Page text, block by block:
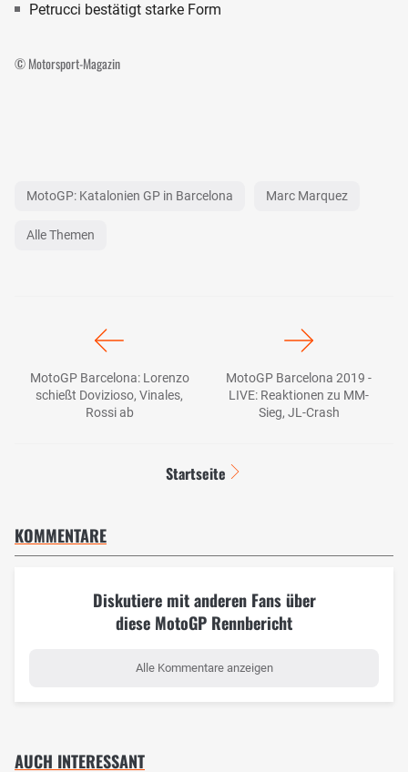
Petrucci bestätigt starke Form
© Motorsport-Magazin
MotoGP: Katalonien GP in Barcelona Marc Marquez
Alle Themen
MotoGP Barcelona: Lorenzo
schießt Dovizioso, Vinales,
Rossi ab
MotoGP Barcelona 2019 -
LIVE: Reaktionen zu MM-
Sieg, JL-Crash
Startseite
KOMMENTARE
Diskutiere mit anderen Fans über
diese MotoGP Rennbericht
Alle Kommentare anzeigen
AUCH INTERESSANT